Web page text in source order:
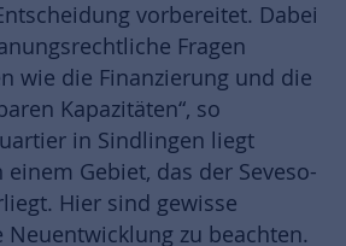
vorbereitet. Dabei
Fragen
wie die Finanzierung und die
Kapazitäten“, so
in Sindlingen liegt
Gebiet, das der Seveso-
Hier sind gewisse
zu beachten.